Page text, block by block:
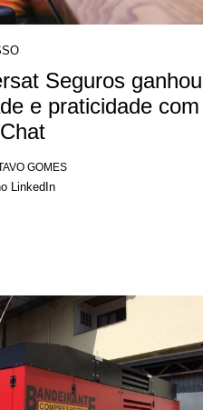
Seguros ganhou
e praticidade com
GOMES
LinkedIn